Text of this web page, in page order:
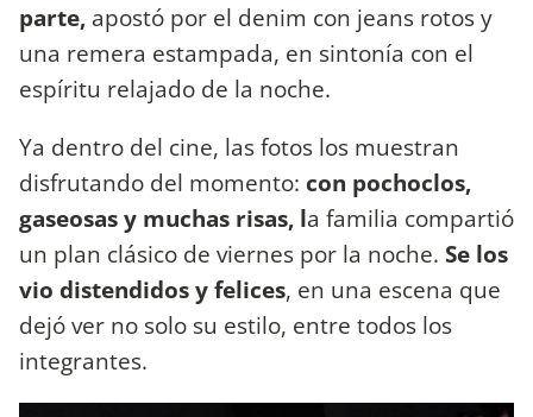
parte, apostó por el denim con jeans rotos y
una remera estampada, en sintonía con el
espíritu relajado de la noche.
Ya dentro del cine, las fotos los muestran
disfrutando del momento: con pochoclos,
gaseosas y muchas risas, la familia compartió
un plan clásico de viernes por la noche. Se los
vio distendidos y felices, en una escena que
dejó ver no solo su estilo, entre todos los
integrantes.